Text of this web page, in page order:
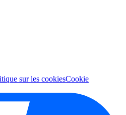
sur les cookiesCookie